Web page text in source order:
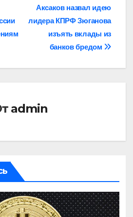
Аксаков назвал идею
лидера КПРФ Зюганова
изъять вклады из
банков бредом
admin